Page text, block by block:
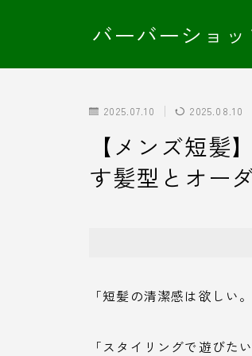
バーバーショ
2025.07.10 2025.08.10
【メンズ短髪
す髪型とオー
「短髪の清潔感は欲しい
「スタイリングで遊びた